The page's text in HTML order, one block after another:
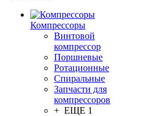
Компрессоры
Винтовой
компрессор
Поршневые
Ротационные
Спиральные
Запчасти для
компрессоров
+ ЕЩЕ 1